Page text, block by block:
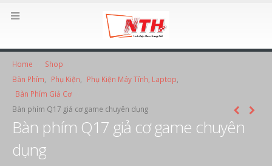
Home
Shop
Bàn Phím, Phụ Kiện, Phụ Kiện Máy Tính, Laptop,
Bàn Phím Giả Cơ
Bàn phím Q17 giả cơ game chuyên dụng
Bàn phím Q17 giả cơ game chuyên
dụng